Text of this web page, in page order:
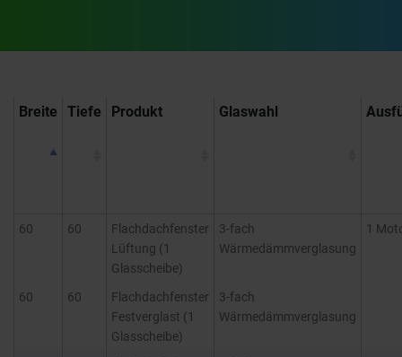
Breite Tiefe Produkt Glaswahl
60 60
Flachdachfenster
Lüftung (1
Glasscheibe)
3-fach
Wärmedämmverglasung
1
60 60
Flachdachfenster
Festverglast (1
Glasscheibe)
3-fach
Wärmedämmverglasung